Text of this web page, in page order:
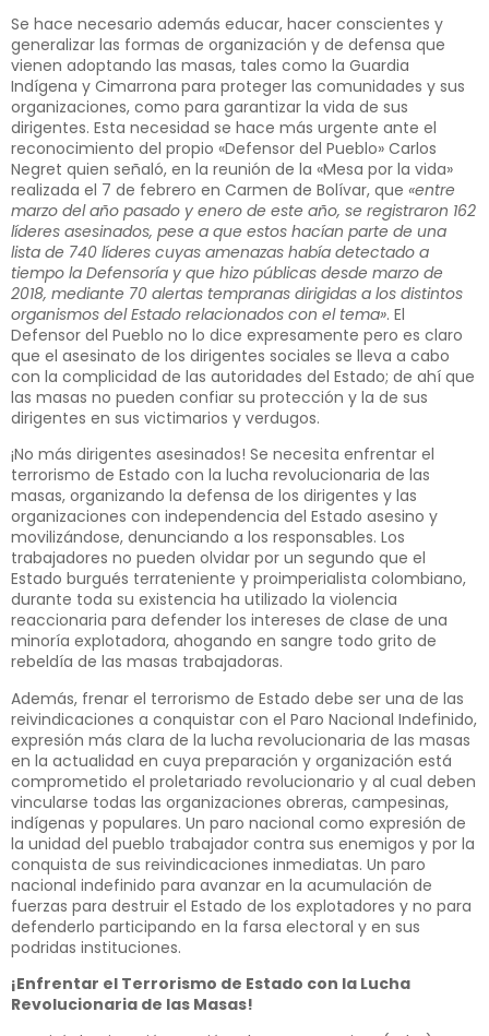
Se hace necesario además educar, hacer conscientes y
generalizar las formas de organización y de defensa que
vienen adoptando las masas, tales como la Guardia
Indígena y Cimarrona para proteger las comunidades y sus
organizaciones, como para garantizar la vida de sus
dirigentes. Esta necesidad se hace más urgente ante el
reconocimiento del propio «Defensor del Pueblo» Carlos
Negret quien señaló, en la reunión de la «Mesa por la vida»
realizada el 7 de febrero en Carmen de Bolívar, que «entre
marzo del año pasado y enero de este año, se registraron 162
líderes asesinados, pese a que estos hacían parte de una
lista de 740 líderes cuyas amenazas había detectado a
tiempo la Defensoría y que hizo públicas desde marzo de
2018, mediante 70 alertas tempranas dirigidas a los distintos
organismos del Estado relacionados con el tema». El
Defensor del Pueblo no lo dice expresamente pero es claro
que el asesinato de los dirigentes sociales se lleva a cabo
con la complicidad de las autoridades del Estado; de ahí que
las masas no pueden confiar su protección y la de sus
dirigentes en sus victimarios y verdugos.
¡No más dirigentes asesinados! Se necesita enfrentar el
terrorismo de Estado con la lucha revolucionaria de las
masas, organizando la defensa de los dirigentes y las
organizaciones con independencia del Estado asesino y
movilizándose, denunciando a los responsables. Los
trabajadores no pueden olvidar por un segundo que el
Estado burgués terrateniente y proimperialista colombiano,
durante toda su existencia ha utilizado la violencia
reaccionaria para defender los intereses de clase de una
minoría explotadora, ahogando en sangre todo grito de
rebeldía de las masas trabajadoras.
Además, frenar el terrorismo de Estado debe ser una de las
reivindicaciones a conquistar con el Paro Nacional Indefinido,
expresión más clara de la lucha revolucionaria de las masas
en la actualidad en cuya preparación y organización está
comprometido el proletariado revolucionario y al cual deben
vincularse todas las organizaciones obreras, campesinas,
indígenas y populares. Un paro nacional como expresión de
la unidad del pueblo trabajador contra sus enemigos y por la
conquista de sus reivindicaciones inmediatas. Un paro
nacional indefinido para avanzar en la acumulación de
fuerzas para destruir el Estado de los explotadores y no para
defenderlo participando en la farsa electoral y en sus
podridas instituciones.
¡Enfrentar el Terrorismo de Estado con la Lucha
Revolucionaria de las Masas!